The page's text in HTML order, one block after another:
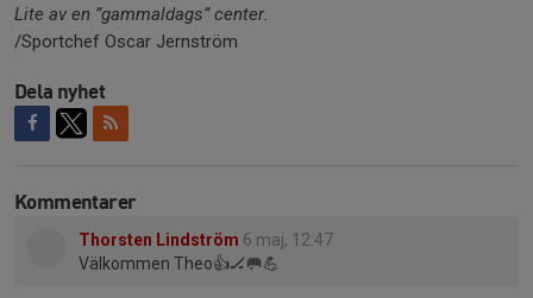
Lite av en ”gammaldags” center.
/Sportchef Oscar Jernström
Dela nyhet
Kommentarer
Thorsten Lindström 6 maj, 12:47
Välkommen Theo👍🏒🥅💪